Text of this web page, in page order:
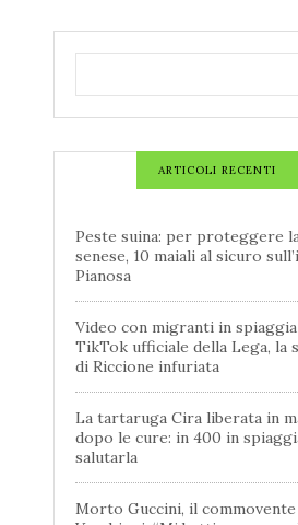
ARTICOLI RECENTI
Peste suina: per proteggere
senese, 10 maiali al sicuro
Pianosa
Video con migranti in
TikTok ufficiale della Lega, la
di Riccione infuriata
La tartaruga Cira liberata in
dopo le cure: in 400 in
salutarla
Morto Guccini, il